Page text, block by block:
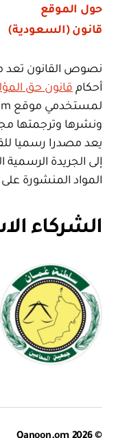
حول الموقع
قانون (السعودية)
نصوص القانون تعد
أحكام قانون حق
يعد مصدرا رسميا
إلى الجريدة
المواد المنشورة
الشركاء